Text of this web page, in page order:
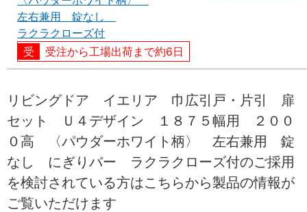
左右兼用 錠なし
ラクラクローズ付
受注から工場出荷まで約6日
リビングドア イエリア 巾広引戸・片引 扉
セット Ｕ４デザイン １８７５幅用 ２００
０高 〈パウダーホワイト柄〉 左右兼用 錠
なし にぎりバー ラクラクローズ付のご採用
を検討されている方はこちらから製品の情報が
ご覧いただけます